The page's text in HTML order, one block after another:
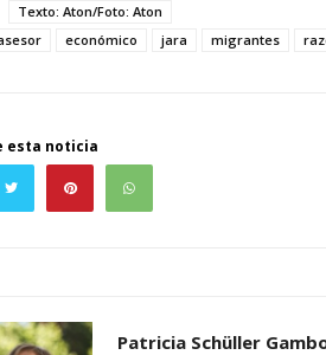
Texto: Aton/Foto: Aton
económico jara migrantes
esta noticia
Patricia Schüller